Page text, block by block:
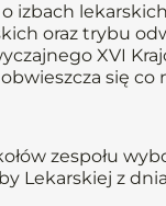
lekarskich
oraz trybu
XVI
się co
zespołu
z dnia